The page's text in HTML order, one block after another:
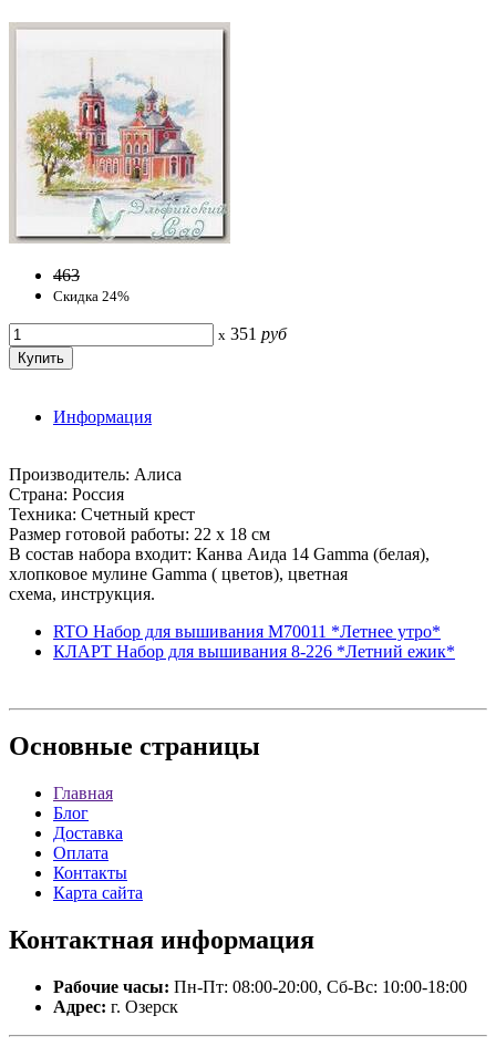
463
Скидка 24%
x 351 руб
Информация
Производитель: Алиса
Страна: Россия
Техника: Счетный крест
Размер готовой работы: 22 х 18 см
В состав набора входит: Канва Аида 14 Gamma (белая),
хлопковое мулине Gamma ( цветов), цветная
схема, инструкция.
RTO Набор для вышивания M70011 *Летнее утро*
КЛАРТ Набор для вышивания 8-226 *Летний ежик*
Основные страницы
Главная
Блог
Доставка
Оплата
Контакты
Карта сайта
Контактная информация
Рабочие часы: Пн-Пт: 08:00-20:00, Сб-Вс: 10:00-18:00
Адрес: г. Озерск